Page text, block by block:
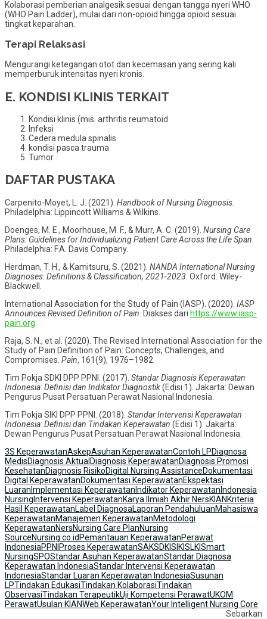
Kolaborasi pemberian analgesik sesuai dengan tangga nyeri WHO
(WHO Pain Ladder), mulai dari non-opioid hingga opioid sesuai
tingkat keparahan.
Terapi Relaksasi
Mengurangi ketegangan otot dan kecemasan yang sering kali
memperburuk intensitas nyeri kronis.
E. KONDISI KLINIS TERKAIT
Kondisi klinis (mis. arthritis reumatoid
Infeksi
Cedera medula spinalis
kondisi pasca trauma
Tumor
DAFTAR PUSTAKA
Carpenito-Moyet, L. J. (2021). Handbook of Nursing Diagnosis
Philadelphia: Lippincott Williams & Wilkins.
Doenges, M. E., Moorhouse, M. F., & Murr, A. C. (2019). Nursing Care
Plans: Guidelines for Individualizing Patient Care Across the Life Span
Philadelphia: F.A. Davis Company.
Herdman, T. H., & Kamitsuru, S. (2021). NANDA International Nursing
Diagnoses: Definitions & Classification, 2021-2023 . Oxford: Wiley-
Blackwell.
International Association for the Study of Pain (IASP). (2020). IASP
Announces Revised Definition of Pain . Diakses dari https://www.iasp-
pain.org
Raja, S. N., et al. (2020). The Revised International Association for the
Study of Pain Definition of Pain: Concepts, Challenges, and
Compromises. Pain, 161(9), 1976–1982.
Tim Pokja SDKI DPP PPNI. (2017). Standar Diagnosis Keperawatan
Indonesia: Definisi dan Indikator Diagnostik(Edisi 1). Jakarta: Dewan
Pengurus Pusat Persatuan Perawat Nasional Indonesia.
Tim Pokja SIKI DPP PPNI. (2018). Standar Intervensi Keperawatan
Indonesia: Definisi dan Tindakan Keperawatan (Edisi 1). Jakarta:
Dewan Pengurus Pusat Persatuan Perawat Nasional Indonesia.
3S KeperawatanAskepAsuhan KeperawatanContoh LPDiagnosa
MedisDiagnosis Aktual Diagnosis KeperawatanDiagnosis Promosi
KesehatanDiagnosis RisikoDigital Nursing AssistanceDokumentasi
Digital KeperawatanDokumentasi KeperawatanEkspektasi
Luaran Implementasi Keperawatan Indikator Keperawatan Indonesia
Nursing Intervensi KeperawatanKarya Ilmiah Akhir NersKIAN Kriteria
Hasil KeperawatanLabel DiagnosaLaporan PendahuluanMahasiswa
KeperawatanManajemen KeperawatanMetodologi
KeperawatanNersNursing Care PlanNursing
SourceNursing.co.id Pemantauan KeperawatanPerawat
IndonesiaPPNI Proses KeperawatanSAKSDKISIKISLKISmart
NursingSPOStandar Asuhan KeperawatanStandar Diagnosa
Keperawatan IndonesiaStandar Intervensi Keperawatan
IndonesiaStandar Luaran Keperawatan IndonesiaSusunan
LPTindakan EdukasiTindakan KolaborasiTindakan
ObservasiTindakan TerapeutikUji Kompetensi PerawatUKOM
PerawatUsulan KIANWeb KeperawatanYour Intelligent Nursing Core
Sebarkan